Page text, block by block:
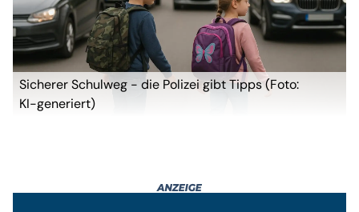
Sicherer Schulweg - die Polizei gibt Tipps (Foto:
KI-generiert)